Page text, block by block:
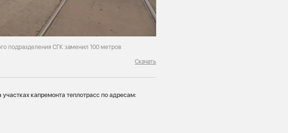
подразделения СГК заменил 100 метров
Скачать
капремонта теплотрасс по адресам: